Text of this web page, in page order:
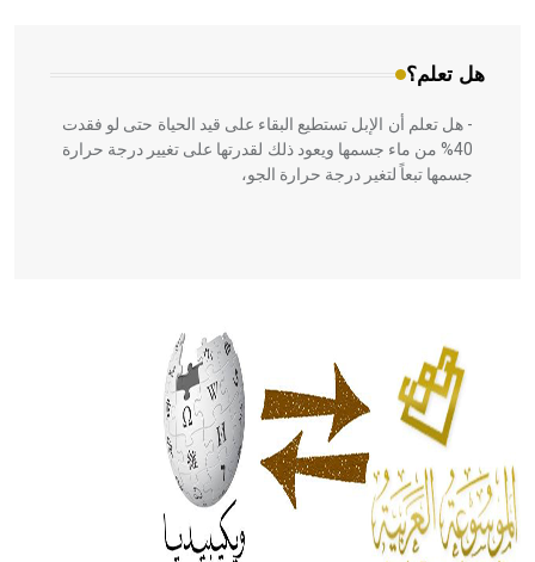
هل تعلم؟
- هل تعلم أن الإبل تستطيع البقاء على قيد الحياة حتى لو فقدت
40% من ماء جسمها ويعود ذلك لقدرتها على تغيير درجة حرارة
جسمها تبعاً لتغير درجة حرارة الجو،
الحكم، الأدلة، تنظيم التغذية، ورسالته في جروح الرأس. ويعود
له الفضل بأنه حرر الطب من الدين والفلسفة.
- هل تعلم أن المرجان إفراز حيواني يتكون في البحر ويتركب
من مادة كربونات الكلسيوم، وهو أحمر أو شديد الحمرة وهو
أجود أنواعه، ويمتاز بكبر الحجم ويسمى الش